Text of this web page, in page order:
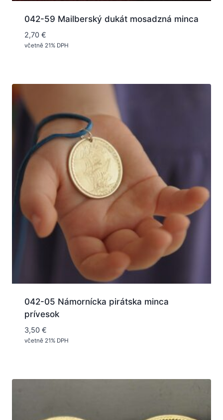
042-59 Mailberský dukát mosadzná minca
2,70 €
včetně 21% DPH
042-05 Námornícka pirátska minca
prívesok
3,50 €
včetně 21% DPH